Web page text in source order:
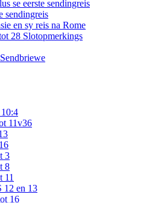
se eerste sendingreis
sendingreis
en sy reis na Rome
28 Slotopmerkings
11v36
3
8
11
12 en 13
16